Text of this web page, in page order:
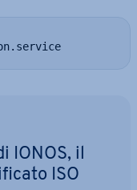
IONOS, il
ISO